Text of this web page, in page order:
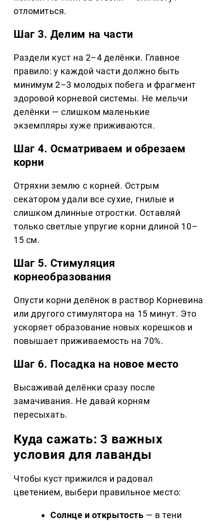
отломиться.
Шаг 3. Делим на части
Раздели куст на 2–4 делёнки. Главное
правило: у каждой части должно быть
минимум 2–3 молодых побега и фрагмент
здоровой корневой системы. Не мельчи
делёнки — слишком маленькие
экземпляры хуже приживаются.
Шаг 4. Осматриваем и обрезаем
корни
Отряхни землю с корней. Острым
секатором удали все сухие, гнилые и
слишком длинные отростки. Оставляй
только светлые упругие корни длиной 10–
15 см.
Шаг 5. Стимуляция
корнеобразования
Опусти корни делёнок в раствор Корневина
или другого стимулятора на 15 минут. Это
ускоряет образование новых корешков и
повышает приживаемость на 70%.
Шаг 6. Посадка на новое место
Высаживай делёнки сразу после
замачивания. Не давай корням
пересыхать.
Куда сажать: 3 важных
условия для лаванды
Чтобы куст прижился и радовал
цветением, выбери правильное место:
Солнце и открытость — в тени